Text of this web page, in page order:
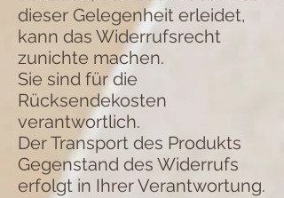
dieser Gelegenheit erleidet,
kann das Widerrufsrecht
zunichte machen.
Sie sind für die
Rücksendekosten
verantwortlich.
Der Transport des Produkts
Gegenstand des Widerrufs
erfolgt in Ihrer Verantwortung.